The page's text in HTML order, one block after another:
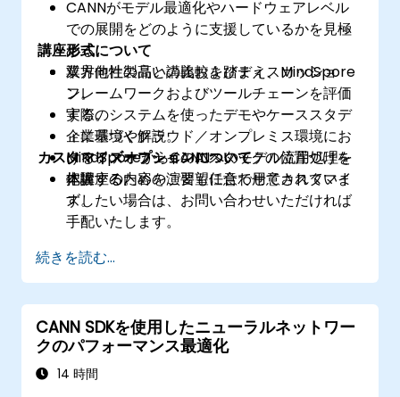
CANNがモデル最適化やハードウェアレベル
での展開をどのように支援しているかを見極
める。
業界他社製品との比較を踏まえ、MindSpore
フレームワークおよびツールチェーンを評価
する。
企業環境やクラウド／オンプレミス環境にお
けるファーウェイのAIスタックの位置づけを
把握する。
講座形式について
双方向性の高い講義およびディスカッショ
ン。
実際のシステムを使ったデモやケーススタデ
ィに基づく解説。
MindSporeからCANNへのモデル流用処理を
体験するための演習も任意で用意されていま
す。
カスタマイズオプションについて
本講座の内容をご要望に合わせてカスタマイ
ズしたい場合は、お問い合わせいただければ
手配いたします。
続きを読む...
CANN SDKを使用したニューラルネットワー
クのパフォーマンス最適化
14 時間